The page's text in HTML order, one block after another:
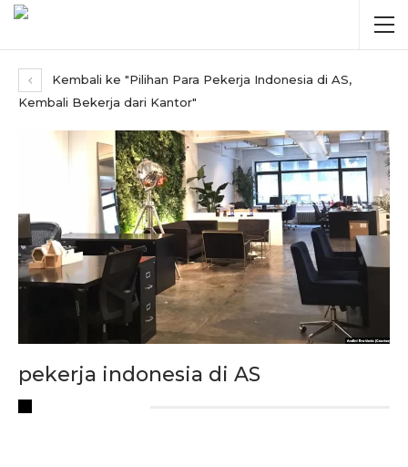
Kembali ke "Pilihan Para Pekerja Indonesia di AS,
Kembali Bekerja dari Kantor"
pekerja indonesia di AS